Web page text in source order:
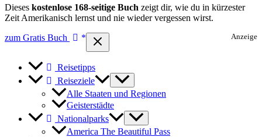
Dieses kostenlose 168-seitige Buch zeigt dir, wie du in kürzester
Zeit Amerikanisch lernst und nie wieder vergessen wirst.
zum Gratis Buch
Anzeige
Reisetipps
Reiseziele
Alle Staaten und Regionen
Geisterstädte
Nationalparks
America The Beautiful Pass